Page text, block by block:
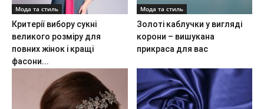
Мода та стиль
Критерії вибору сукні
великого розміру для
повних жінок і кращі
фасони...
Мода та стиль
Золоті каблучки у вигляді
корони – вишукана
прикраса для вас